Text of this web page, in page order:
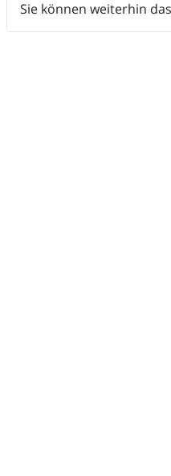
Sie können weiterhin